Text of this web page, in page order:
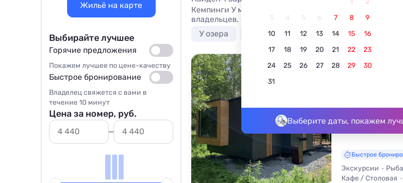
1
2
3
4 5 6 7 8
9
10
11 12 13 14 15
16
17
18 19 20 21 22
23
24
25 26 27 28 29
30
31
Выберите даты, покажем
Кемпинги У моря Республики Карелии без
владельцев, отзывы. Бронируйте Кемпинги У моря в
У озера
Лучшие С баней С питанием
Глэмпинг
До озера - 300 м
Быстрое
Экскурсии
Кафе / Столовая
Жильё на карте
Выбирайте лучшее
Горячие предложения
Покажем лучшее по цене-качеству
Быстрое бронирование
Владелец свяжется с вами в
течение 10 минут
Цена за номер, руб.